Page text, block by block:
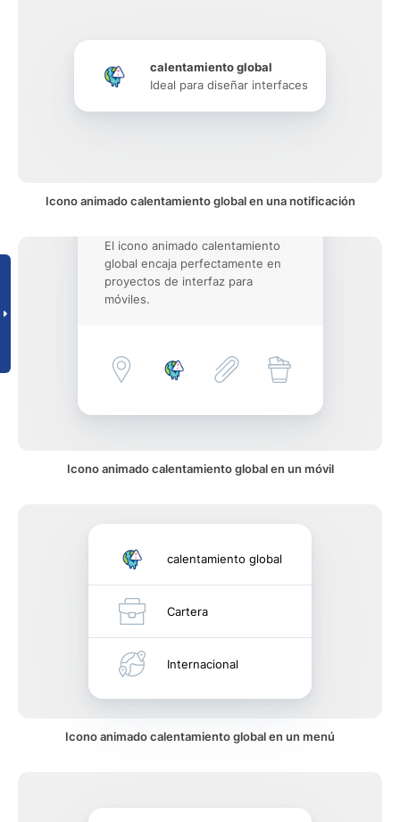
calentamiento global
Ideal para diseñar interfaces
Icono animado calentamiento global en una notificación
El icono animado calentamiento
global encaja perfectamente en
proyectos de interfaz para
móviles.
Icono animado calentamiento global en un móvil
calentamiento global
Cartera
Internacional
Icono animado calentamiento global en un menú